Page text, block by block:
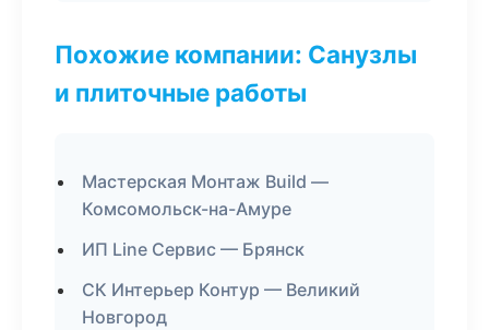
Похожие компании: Санузлы
и плиточные работы
Мастерская Монтаж Build —
Комсомольск-на-Амуре
ИП Line Сервис — Брянск
СК Интерьер Контур — Великий
Новгород